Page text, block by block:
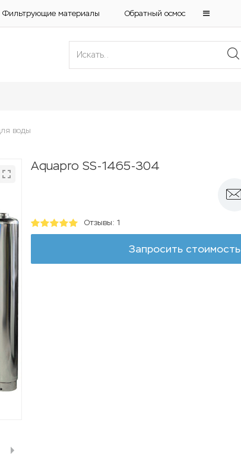
Фильтрующие материалы Обратный осмос
воды
Aquapro SS-1465-304
Отзывы: 1
Запросить стоимость